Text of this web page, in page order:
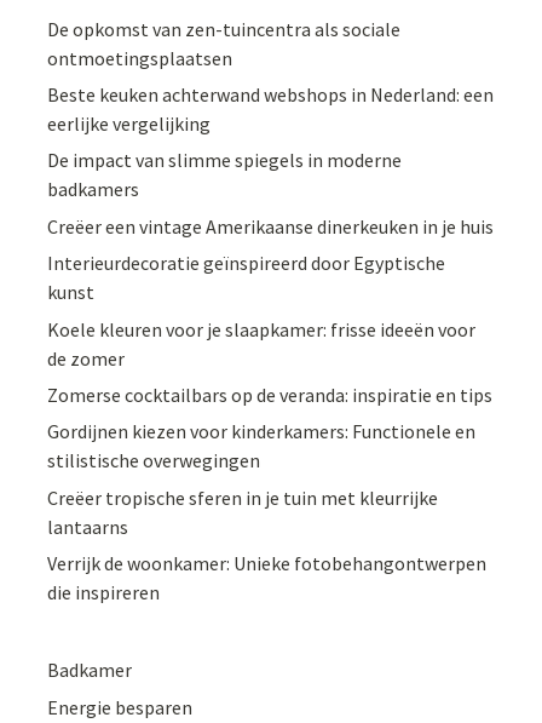
De opkomst van zen-tuincentra als sociale
ontmoetingsplaatsen
Beste keuken achterwand webshops in Nederland: een
eerlijke vergelijking
De impact van slimme spiegels in moderne
badkamers
Creëer een vintage Amerikaanse dinerkeuken in je huis
Interieurdecoratie geïnspireerd door Egyptische
kunst
Koele kleuren voor je slaapkamer: frisse ideeën voor
de zomer
Zomerse cocktailbars op de veranda: inspiratie en tips
Gordijnen kiezen voor kinderkamers: Functionele en
stilistische overwegingen
Creëer tropische sferen in je tuin met kleurrijke
lantaarns
Verrijk de woonkamer: Unieke fotobehangontwerpen
die inspireren
Badkamer
Energie besparen